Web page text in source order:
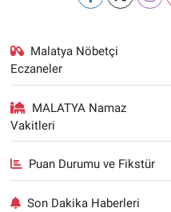
Malatya Nöbetçi
Eczaneler
MALATYA Namaz
Vakitleri
Puan Durumu ve Fikstür
Son Dakika Haberleri